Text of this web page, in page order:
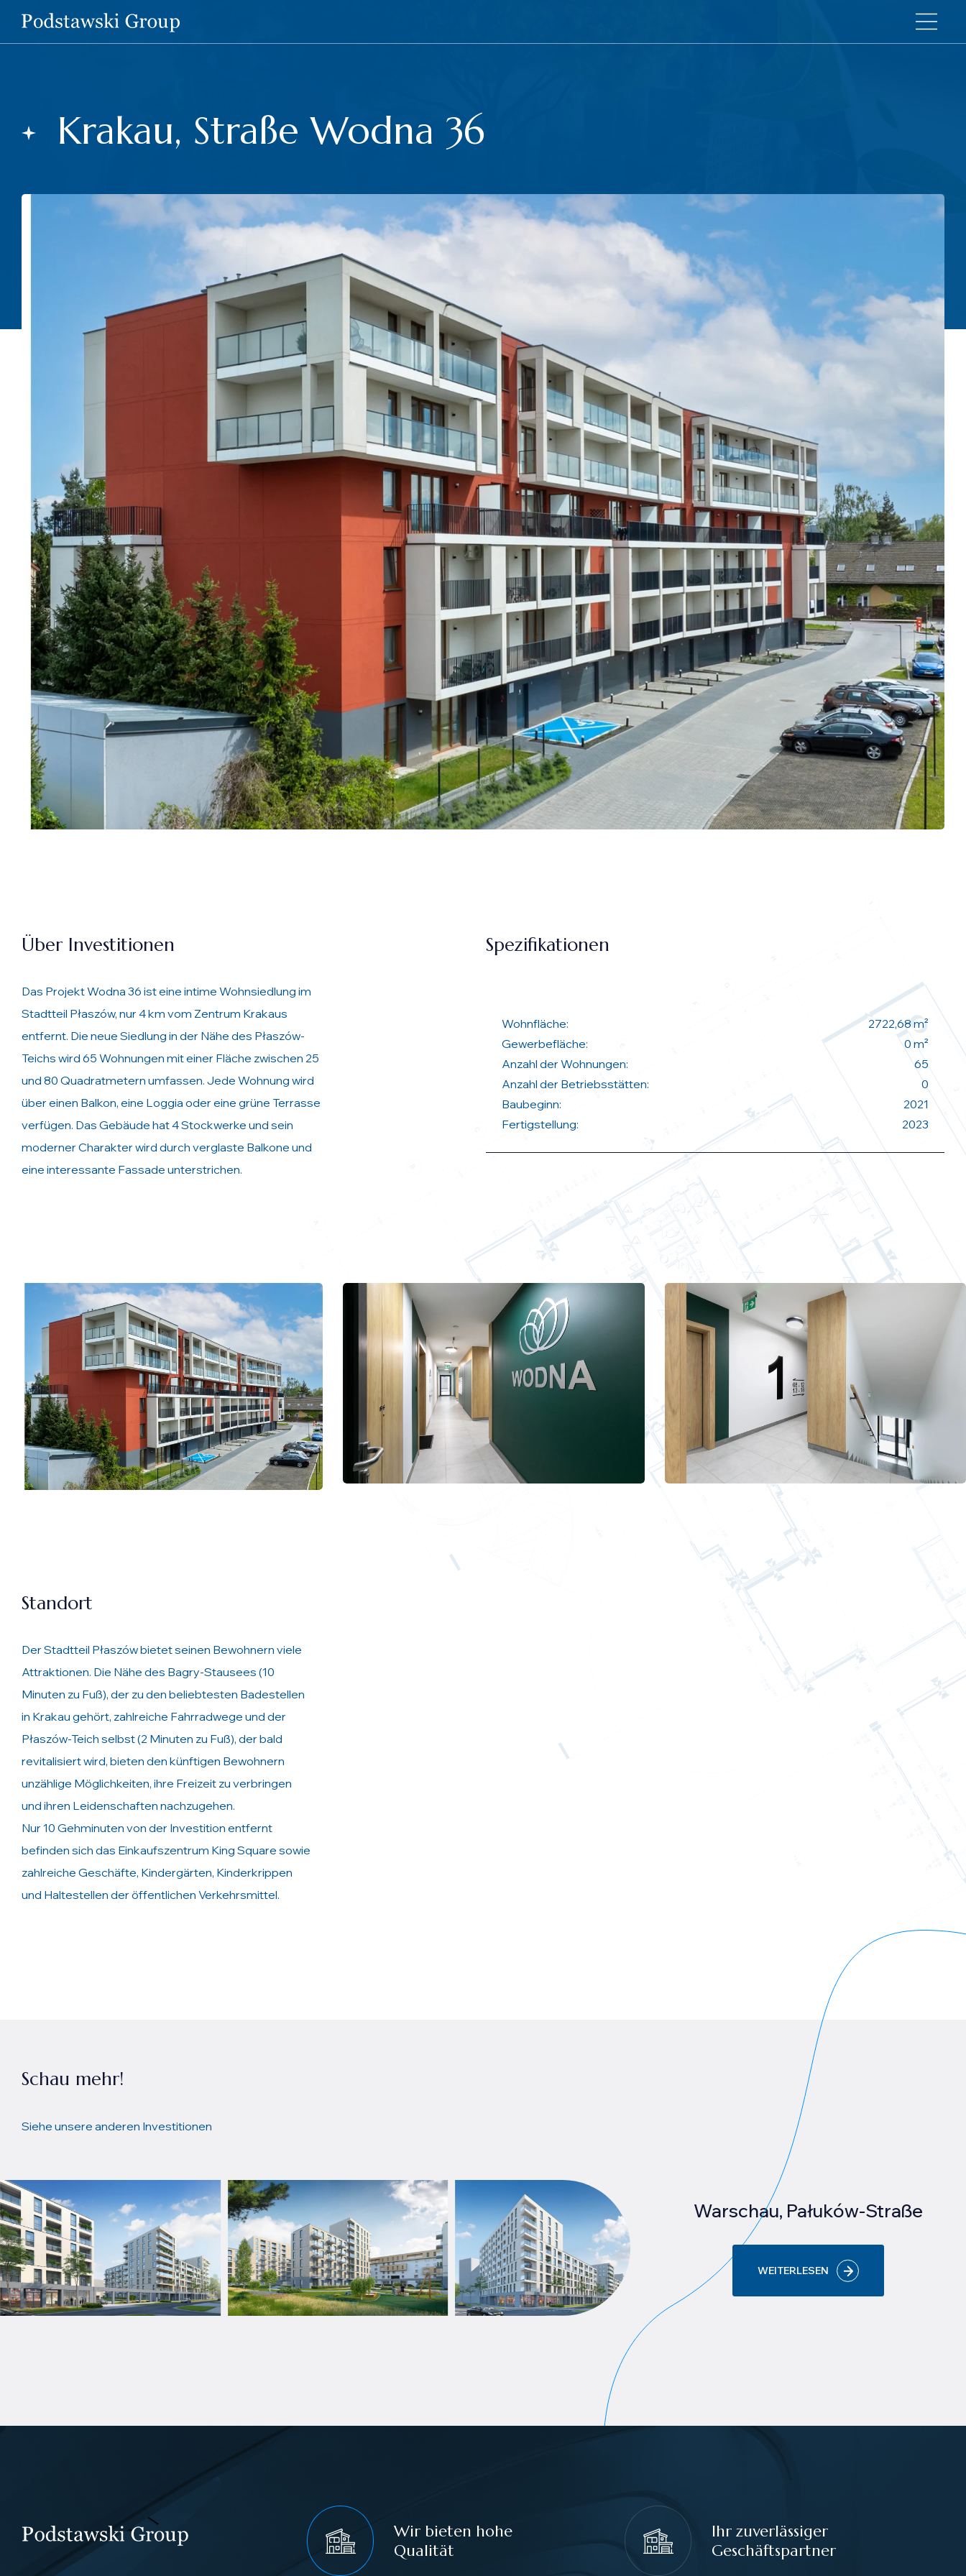
Krakau, Straße Wodna 36
Über Investitionen
Das Projekt Wodna 36 ist eine intime Wohnsiedlung im
Stadtteil Płaszów, nur 4 km vom Zentrum Krakaus
entfernt. Die neue Siedlung in der Nähe des Płaszów-
Teichs wird 65 Wohnungen mit einer Fläche zwischen 25
und 80 Quadratmetern umfassen. Jede Wohnung wird
über einen Balkon, eine Loggia oder eine grüne Terrasse
verfügen. Das Gebäude hat 4 Stockwerke und sein
moderner Charakter wird durch verglaste Balkone und
eine interessante Fassade unterstrichen.
Spezifikationen
Wohnfläche:
2722,68 m²
Gewerbefläche:
0 m²
Anzahl der Wohnungen:
65
Anzahl der Betriebsstätten:
0
Baubeginn:
2021
Fertigstellung:
2023
Standort
Der Stadtteil Płaszów bietet seinen Bewohnern viele
Attraktionen. Die Nähe des Bagry-Stausees (10
Minuten zu Fuß), der zu den beliebtesten Badestellen
in Krakau gehört, zahlreiche Fahrradwege und der
Płaszów-Teich selbst (2 Minuten zu Fuß), der bald
revitalisiert wird, bieten den künftigen Bewohnern
unzählige Möglichkeiten, ihre Freizeit zu verbringen
und ihren Leidenschaften nachzugehen.
Nur 10 Gehminuten von der Investition entfernt
befinden sich das Einkaufszentrum King Square sowie
zahlreiche Geschäfte, Kindergärten, Kinderkrippen
und Haltestellen der öffentlichen Verkehrsmittel.
Schau mehr!
Siehe unsere anderen Investitionen
Warschau, Pałuków-Straße
WEITERLESEN
Wir bieten hohe
Qualität
Ihr zuverlässiger
Geschäftspartner